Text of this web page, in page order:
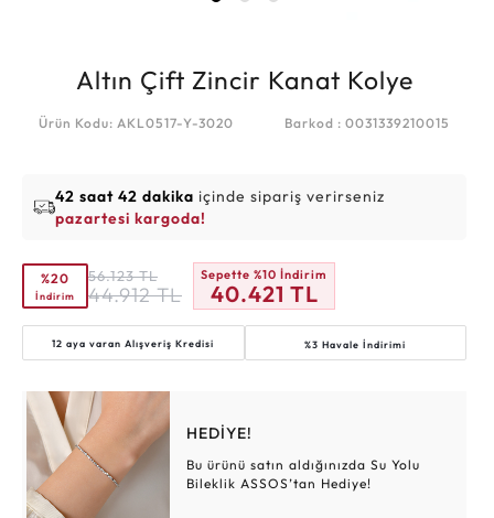
Altın Çift Zincir Kanat Kolye
Ürün Kodu: AKL0517-Y-3020 Barkod : 0031339210015
42 saat 42 dakika içinde sipariş verirseniz
pazartesi kargoda!
%20
İndirim
56.123 TL
44.912 TL
Sepette %10 İndirim
40.421 TL
12 aya varanAlışveriş Kredisi %3 Havale İndirimi
HEDİYE!
Bu ürünü satın aldığınızda Su Yolu
Bileklik ASSOS’tan Hediye!